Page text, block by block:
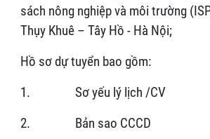
sách nông nghiệp và môi trường
Thụy Khuê – Tây Hồ - Hà Nội;
Hồ sơ dự tuyển bao gồm:
1. Sơ yếu lý lịch /CV
2. Bản sao CCCD